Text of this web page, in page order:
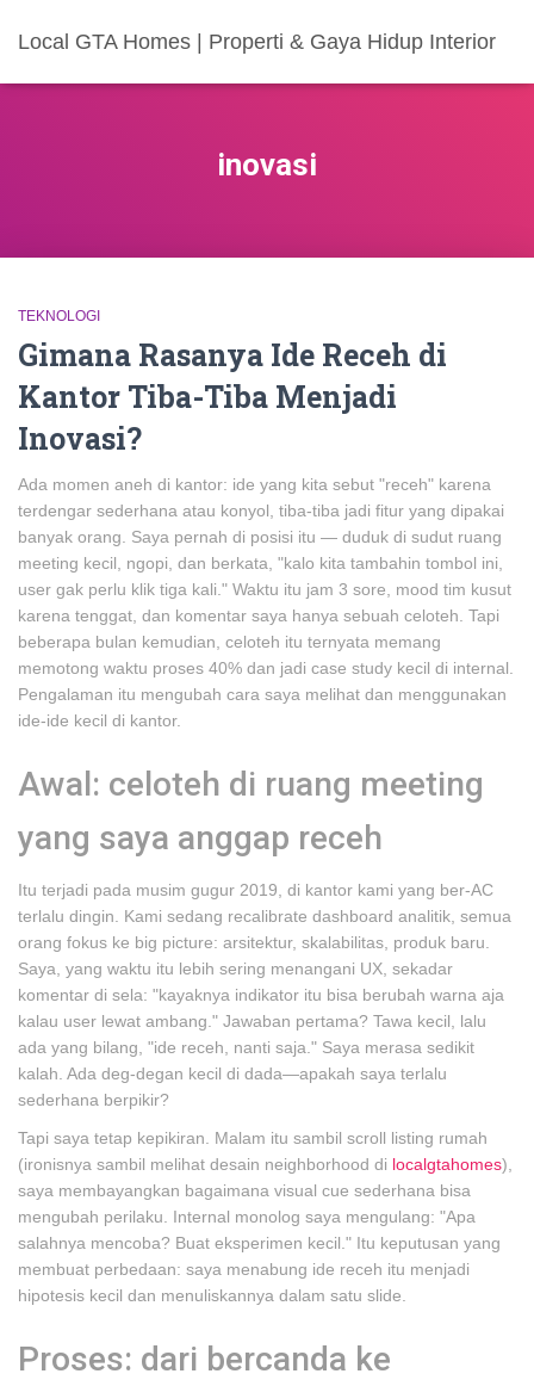
Local GTA Homes | Properti & Gaya Hidup Interior
inovasi
TEKNOLOGI
Gimana Rasanya Ide Receh di
Kantor Tiba-Tiba Menjadi
Inovasi?
Ada momen aneh di kantor: ide yang kita sebut "receh" karena
terdengar sederhana atau konyol, tiba-tiba jadi fitur yang dipakai
banyak orang. Saya pernah di posisi itu — duduk di sudut ruang
meeting kecil, ngopi, dan berkata, "kalo kita tambahin tombol ini,
user gak perlu klik tiga kali." Waktu itu jam 3 sore, mood tim kusut
karena tenggat, dan komentar saya hanya sebuah celoteh. Tapi
beberapa bulan kemudian, celoteh itu ternyata memang
memotong waktu proses 40% dan jadi case study kecil di internal.
Pengalaman itu mengubah cara saya melihat dan menggunakan
ide-ide kecil di kantor.
Awal: celoteh di ruang meeting
yang saya anggap receh
Itu terjadi pada musim gugur 2019, di kantor kami yang ber-AC
terlalu dingin. Kami sedang recalibrate dashboard analitik, semua
orang fokus ke big picture: arsitektur, skalabilitas, produk baru.
Saya, yang waktu itu lebih sering menangani UX, sekadar
komentar di sela: "kayaknya indikator itu bisa berubah warna aja
kalau user lewat ambang." Jawaban pertama? Tawa kecil, lalu
ada yang bilang, "ide receh, nanti saja." Saya merasa sedikit
kalah. Ada deg-degan kecil di dada—apakah saya terlalu
sederhana berpikir?
Tapi saya tetap kepikiran. Malam itu sambil scroll listing rumah
(ironisnya sambil melihat desain neighborhood di localgtahomes),
saya membayangkan bagaimana visual cue sederhana bisa
mengubah perilaku. Internal monolog saya mengulang: "Apa
salahnya mencoba? Buat eksperimen kecil." Itu keputusan yang
membuat perbedaan: saya menabung ide receh itu menjadi
hipotesis kecil dan menuliskannya dalam satu slide.
Proses: dari bercanda ke